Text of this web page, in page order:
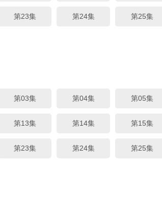
第23集 第24集 第25集
第03集 第04集 第05集
第13集 第14集 第15集
第23集 第24集 第25集